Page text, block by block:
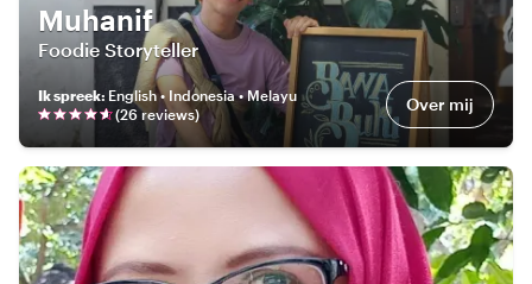
Muhanif
Foodie Storyteller
Ik spreek: English • Indonesia • Melayu
(26reviews) Over mij